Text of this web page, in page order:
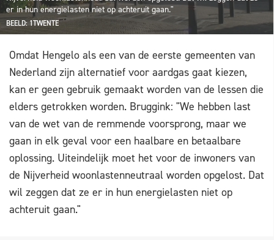
er in hun energielasten niet op achteruit gaan."
BEELD: 1TWENTE
Omdat Hengelo als een van de eerste gemeenten van
Nederland zijn alternatief voor aardgas gaat kiezen,
kan er geen gebruik gemaakt worden van de lessen die
elders getrokken worden. Bruggink: "We hebben last
van de wet van de remmende voorsprong, maar we
gaan in elk geval voor een haalbare en betaalbare
oplossing. Uiteindelijk moet het voor de inwoners van
de Nijverheid woonlastenneutraal worden opgelost. Dat
wil zeggen dat ze er in hun energielasten niet op
achteruit gaan."